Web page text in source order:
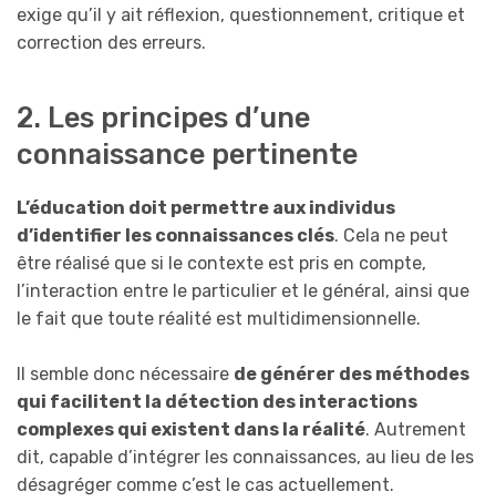
exige qu’il y ait réflexion, questionnement, critique et
correction des erreurs.
2. Les principes d’une
connaissance pertinente
L’éducation doit permettre aux individus
d’identifier les connaissances clés. Cela ne peut
être réalisé que si le contexte est pris en compte,
l’interaction entre le particulier et le général, ainsi que
le fait que toute réalité est multidimensionnelle.
Il semble donc nécessaire de générer des méthodes
qui facilitent la détection des interactions
complexes qui existent dans la réalité. Autrement
dit, capable d’intégrer les connaissances, au lieu de les
désagréger comme c’est le cas actuellement.